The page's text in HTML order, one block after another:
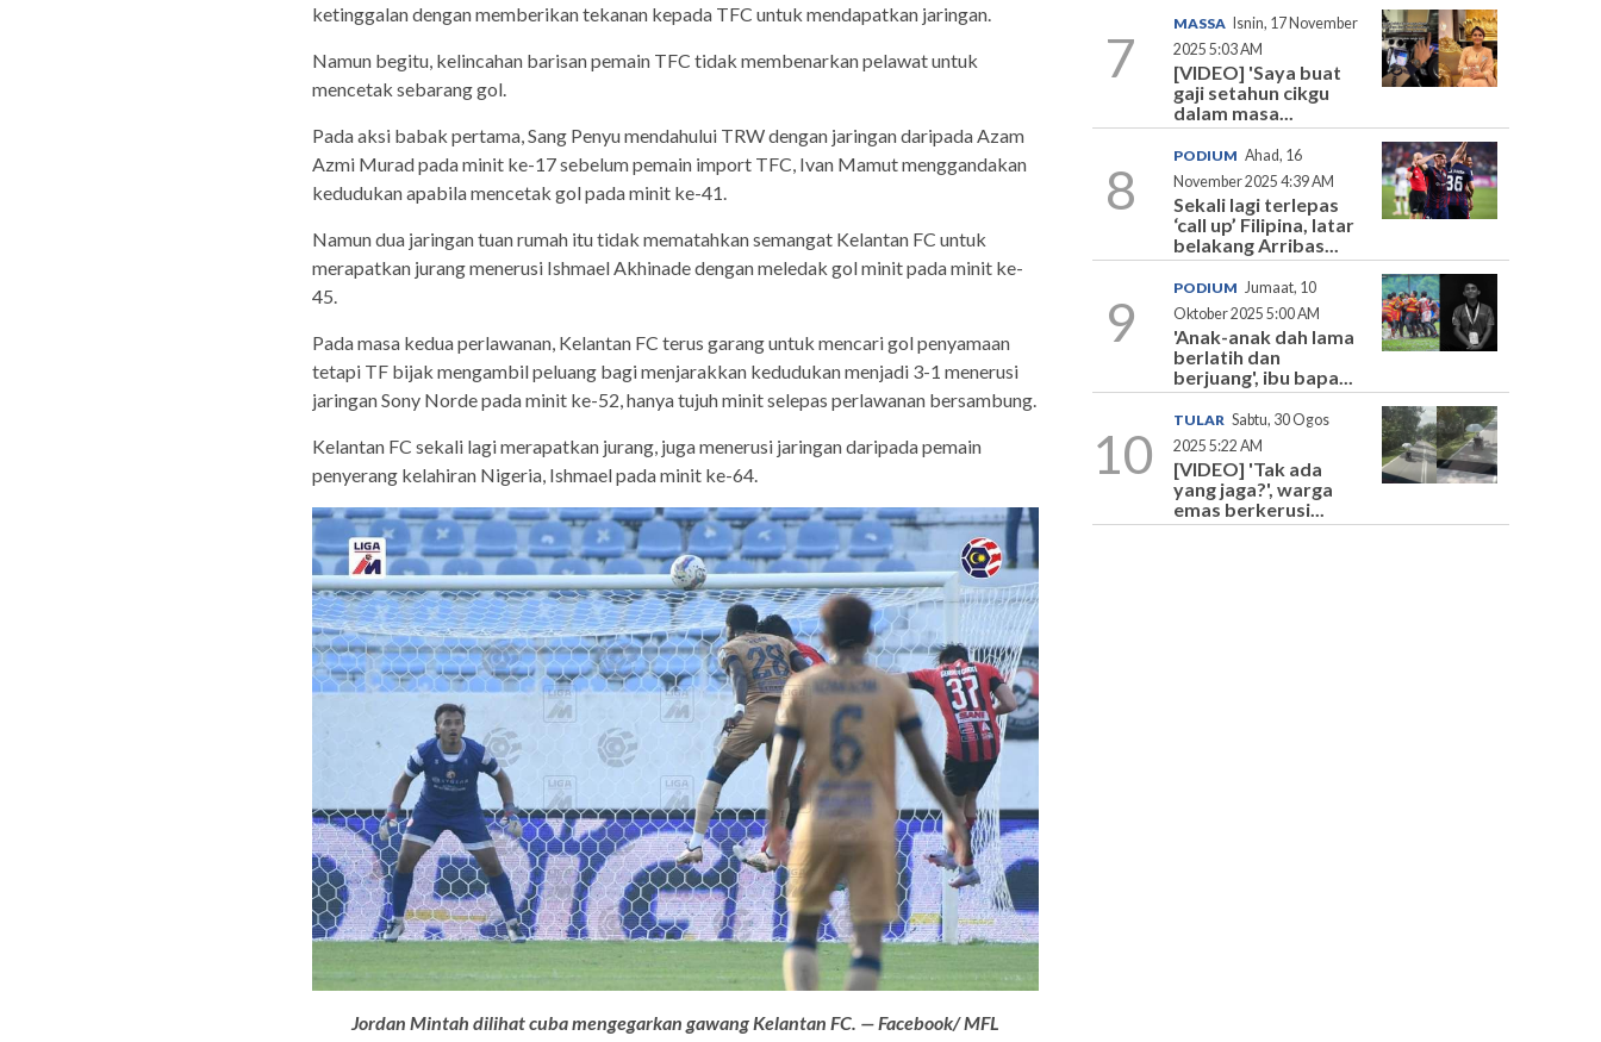
ketinggalan dengan memberikan tekanan kepada TFC untuk mendapatkan jaringan.
Namun begitu, kelincahan barisan pemain TFC tidak membenarkan pelawat untuk
mencetak sebarang gol.
Pada aksi babak pertama, Sang Penyu mendahului TRW dengan jaringan daripada Azam
Azmi Murad pada minit ke-17 sebelum pemain import TFC, Ivan Mamut menggandakan
kedudukan apabila mencetak gol pada minit ke-41.
Namun dua jaringan tuan rumah itu tidak mematahkan semangat Kelantan FC untuk
merapatkan jurang menerusi Ishmael Akhinade dengan meledak gol minit pada minit ke-
45.
Pada masa kedua perlawanan, Kelantan FC terus garang untuk mencari gol penyamaan
tetapi TF bijak mengambil peluang bagi menjarakkan kedudukan menjadi 3-1 menerusi
jaringan Sony Norde pada minit ke-52, hanya tujuh minit selepas perlawanan bersambung.
Kelantan FC sekali lagi merapatkan jurang, juga menerusi jaringan daripada pemain
penyerang kelahiran Nigeria, Ishmael pada minit ke-64.
Jordan Mintah dilihat cuba mengegarkan gawang Kelantan FC. — Facebook/ MFL
7
MASSA
Isnin, 17 November
2025 5:03 AM
[VIDEO] 'Saya buat
gaji setahun cikgu
dalam masa...
8
PODIUM Ahad, 16
November 2025 4:39 AM
Sekali lagi terlepas
‘call up’ Filipina, latar
belakang Arribas...
9
PODIUM Jumaat, 10
Oktober 2025 5:00 AM
'Anak-anak dah lama
berlatih dan
berjuang', ibu bapa...
10
TULAR Sabtu, 30 Ogos
2025 5:22 AM
[VIDEO] 'Tak ada
yang jaga?', warga
emas berkerusi...